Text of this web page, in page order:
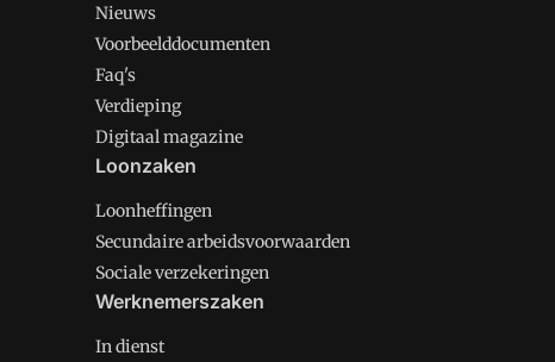
Nieuws
Voorbeelddocumenten
Faq's
Verdieping
Digitaal magazine
Loonzaken
Loonheffingen
Secundaire arbeidsvoorwaarden
Sociale verzekeringen
Werknemerszaken
In dienst